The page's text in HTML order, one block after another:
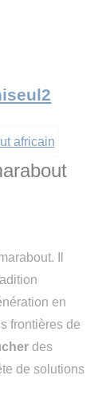
Il
en
frontières de
cher des
de solutions